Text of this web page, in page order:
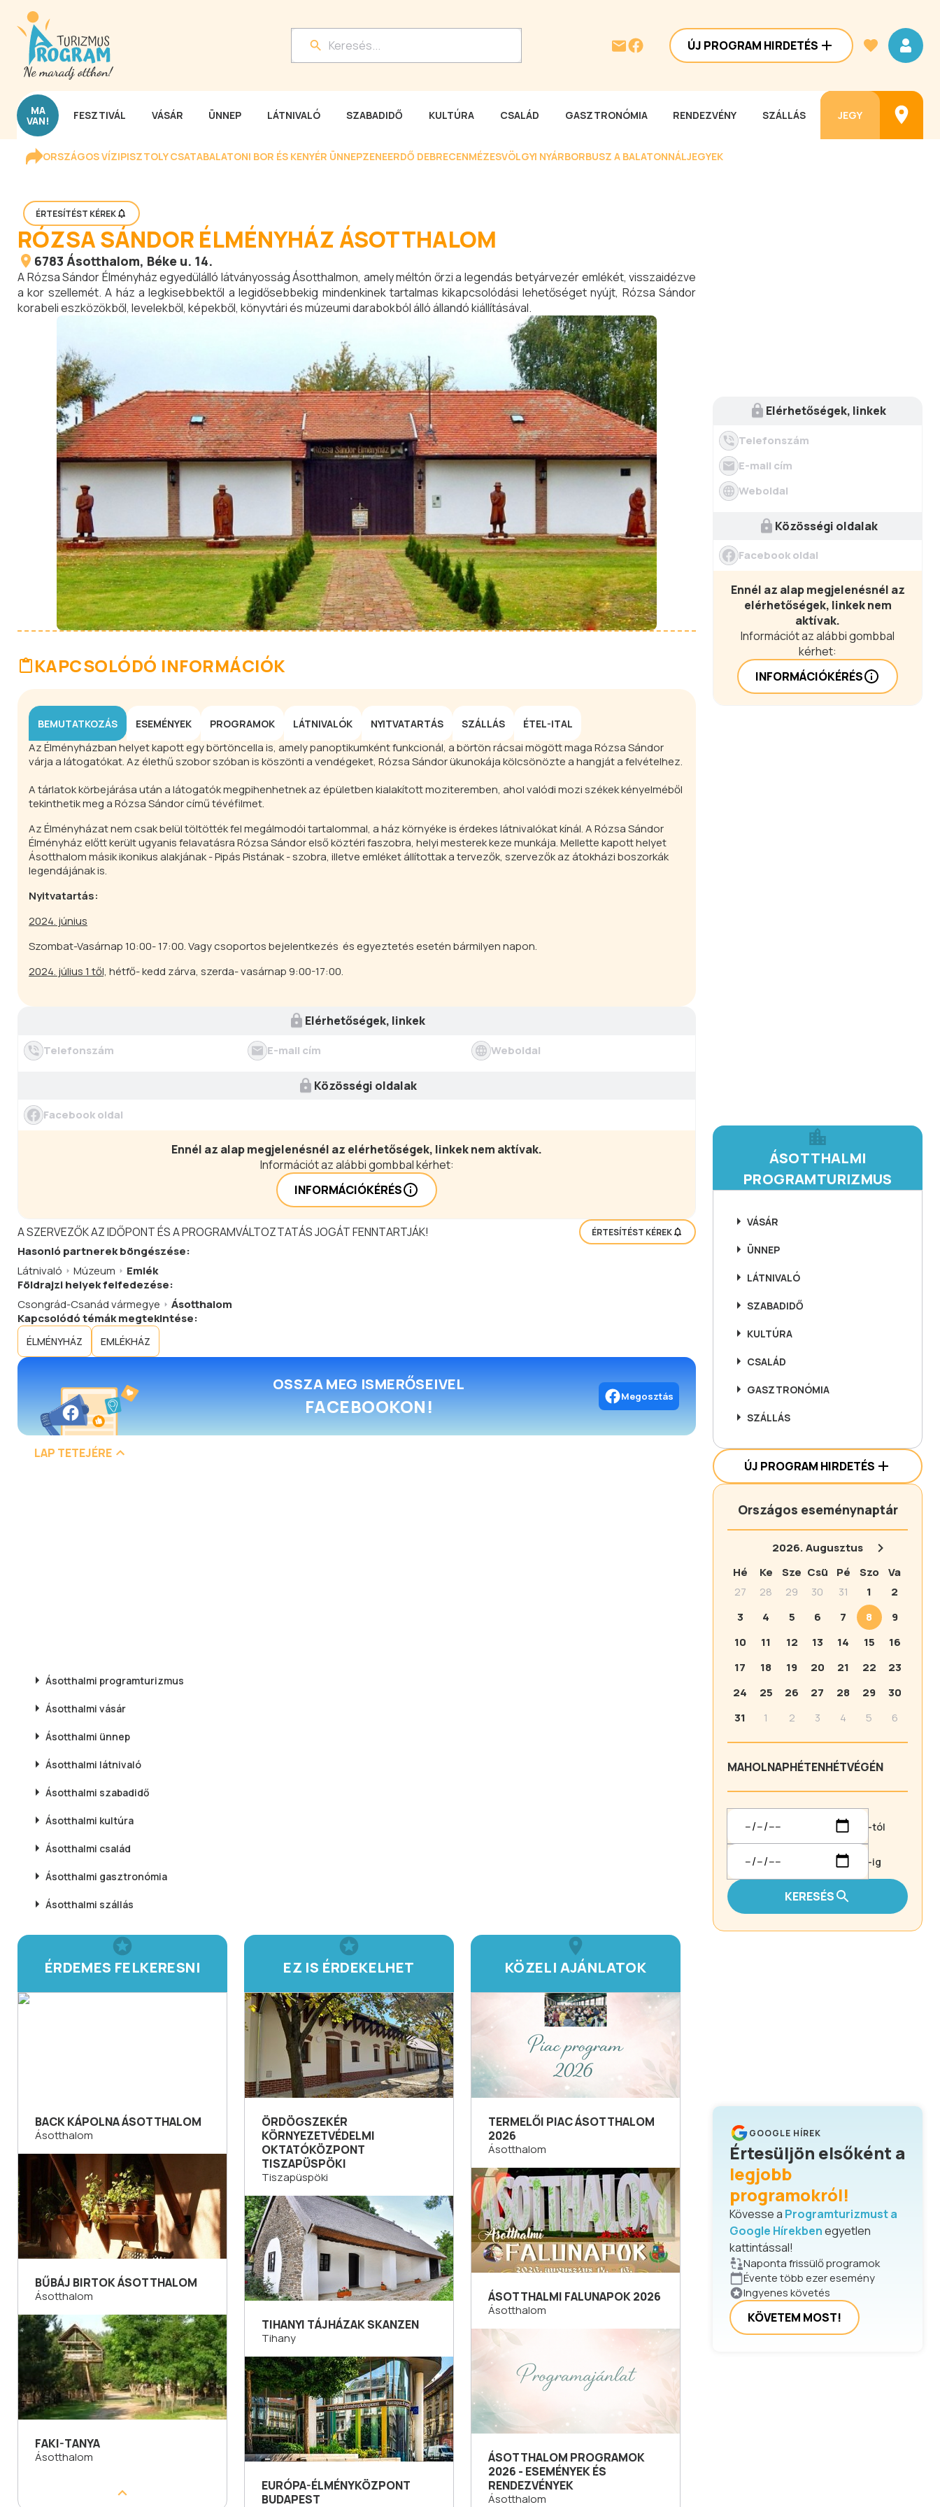
ÚJ PROGRAM HIRDETÉS
MA
VAN! FESZTIVÁL VÁSÁR ÜNNEP LÁTNIVALÓ SZABADIDŐ KULTÚRA CSALÁD GASZTRONÓMIA RENDEZVÉNY SZÁLLÁS JEGY
ORSZÁGOS VÍZIPISZTOLY CSATABALATONI BOR ÉS KENYÉR ÜNNEPZENEERDŐ DEBRECENMÉZESVÖLGYI NYÁRBORBUSZ A BALATONNÁLJEGYEK
ÉRTESÍTÉST KÉREK
RÓZSA SÁNDOR ÉLMÉNYHÁZ ÁSOTTHALOM
6783 Ásotthalom, Béke u. 14.
A Rózsa Sándor Élményház egyedülálló látványosság Ásotthalmon, amely méltón őrzi a legendás betyárvezér emlékét, visszaidézve
a kor szellemét. A ház a legkisebbektől a legidősebbekig mindenkinek tartalmas kikapcsolódási lehetőséget nyújt, Rózsa Sándor
korabeli eszközökből, levelekből, képekből, könyvtári és múzeumi darabokból álló állandó kiállításával.
KAPCSOLÓDÓ INFORMÁCIÓK
BEMUTATKOZÁS ESEMÉNYEK PROGRAMOK LÁTNIVALÓK NYITVATARTÁS SZÁLLÁS ÉTEL-ITAL
Az Élményházban helyet kapott egy börtöncella is, amely panoptikumként funkcionál, a börtön rácsai mögött maga Rózsa Sándor
várja a látogatókat. Az élethű szobor szóban is köszönti a vendégeket, Rózsa Sándor ükunokája kölcsönözte a hangját a felvételhez.
A tárlatok körbejárása után a látogatók megpihenhetnek az épületben kialakított moziteremben, ahol valódi mozi székek kényelméből
tekinthetik meg a Rózsa Sándor című tévéfilmet.
Az Élményházat nem csak belül töltötték fel megálmodói tartalommal, a ház környéke is érdekes látnivalókat kínál. A Rózsa Sándor
Élményház előtt került ugyanis felavatásra Rózsa Sándor első köztéri faszobra, helyi mesterek keze munkája. Mellette kapott helyet
Ásotthalom másik ikonikus alakjának - Pipás Pistának - szobra, illetve emléket állítottak a tervezők, szervezők az átokházi boszorkák
legendájának is.
Nyitvatartás:
2024. június
Szombat-Vasárnap 10:00- 17:00. Vagy csoportos bejelentkezés és egyeztetés esetén bármilyen napon.
2024. július 1 től, hétfő- kedd zárva, szerda- vasárnap 9:00-17:00.
Elérhetőségek, linkek
Telefonszám E-mail cím Weboldal
Közösségi oldalak
Facebook oldal
Ennél az alap megjelenésnél az elérhetőségek, linkek nem aktívak.
Információt az alábbi gombbal kérhet:
INFORMÁCIÓKÉRÉS
A SZERVEZŐK AZ IDŐPONT ÉS A PROGRAMVÁLTOZTATÁS JOGÁT FENNTARTJÁK! ÉRTESÍTÉST KÉREK
Hasonló partnerekböngészése:
Látnivaló
Múzeum
Emlék
Földrajzi helyek felfedezése:
Csongrád-Csanád vármegye
Ásotthalom
Kapcsolódó témák megtekintése:
ÉLMÉNYHÁZ EMLÉKHÁZ
OSSZA MEG ISMERŐSEIVEL
FACEBOOKON! Megosztás
LAP TETEJÉRE
Ásotthalmi programturizmus
Ásotthalmi vásár
Ásotthalmi ünnep
Ásotthalmi látnivaló
Ásotthalmi szabadidő
Ásotthalmi kultúra
Ásotthalmi család
Ásotthalmi gasztronómia
Ásotthalmi szállás
ÉRDEMES FELKERESNI
BACK KÁPOLNA ÁSOTTHALOM
Ásotthalom
BŰBÁJ BIRTOK ÁSOTTHALOM
Ásotthalom
FAKI-TANYA
Ásotthalom
EZ IS ÉRDEKELHET
ÖRDÖGSZEKÉR
KÖRNYEZETVÉDELMI
OKTATÓKÖZPONT
TISZAPÜSPÖKI
Tiszapüspöki
TIHANYI TÁJHÁZAK SKANZEN
Tihany
EURÓPA-ÉLMÉNYKÖZPONT
BUDAPEST
KÖZELI AJÁNLATOK
TERMELŐI PIAC ÁSOTTHALOM
2026
Ásotthalom
ÁSOTTHALMI FALUNAPOK 2026
Ásotthalom
ÁSOTTHALOM PROGRAMOK
2026 - ESEMÉNYEK ÉS
RENDEZVÉNYEK
Ásotthalom
Elérhetőségek, linkek
Telefonszám
E-mail cím
Weboldal
Közösségi oldalak
Facebook oldal
Ennél az alap megjelenésnél az
elérhetőségek, linkek nem
aktívak.
Információt az alábbi gombbal
kérhet:
INFORMÁCIÓKÉRÉS
ÁSOTTHALMI
PROGRAMTURIZMUS
VÁSÁR
ÜNNEP
LÁTNIVALÓ
SZABADIDŐ
KULTÚRA
CSALÁD
GASZTRONÓMIA
SZÁLLÁS
ÚJ PROGRAM HIRDETÉS
Országos eseménynaptár
2026.Augusztus
Hé
Ke Sze Csü Pé Szo
Va
27
28 29 30 31 1
2
3
4 5 6 7 8
9
10
11 12 13 14 15
16
17
18 19 20 21 22
23
24
25 26 27 28 29
30
31
1 2 3 4 5 6
MAHOLNAPHÉTENHÉTVÉGÉN
-tól
-ig
KERESÉS
GOOGLE HÍREK
Értesüljön elsőként a
legjobb
programokról!
Kövesse a Programturizmust a
Google Hírekbenegyetlen
kattintással!
Naponta frissülő programok
Évente több ezer esemény
Ingyenes követés
KÖVETEM MOST!